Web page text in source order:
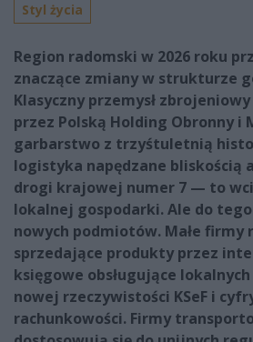
Styl życia
Region radomski w 2026 roku
znaczące zmiany w strukturze
Klasyczny przemysł
przez Polską Holding Obronny i
garbarstwo z trzyśtuletnią
logistyka napędzane bliskością
drogi krajowej numer 7 — to
lokalnej gospodarki. Ale do tego
nowych podmiotów. Małe firmy
sprzedające produkty przez
księgowe obsługujące
nowej rzeczywistości KSeF i
rachunkowości. Firmy